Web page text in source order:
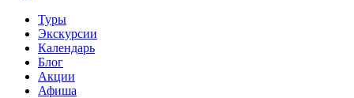
Туры
Экскурсии
Календарь
Блог
Акции
Афиша